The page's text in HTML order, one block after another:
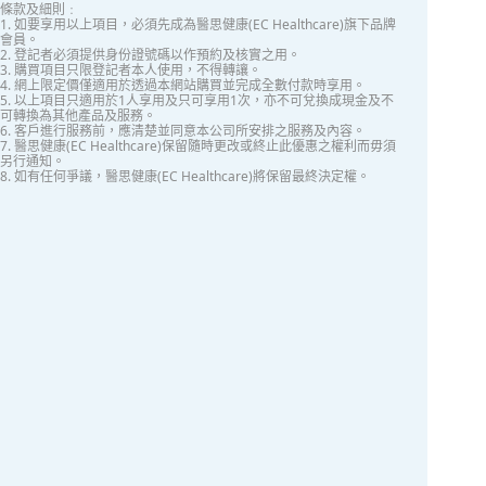
條款及細則﹕
1. 如要享用以上項目，必須先成為醫思健康(EC Healthcare)旗下品牌
會員。
2. 登記者必須提供身份證號碼以作預約及核實之用。
3. 購買項目只限登記者本人使用，不得轉讓。
4. 網上限定價僅適用於透過本網站購買並完成全數付款時享用。
5. 以上項目只適用於1人享用及只可享用1次，亦不可兌換成現金及不
可轉換為其他產品及服務。
6. 客戶進行服務前，應清楚並同意本公司所安排之服務及內容。
7. 醫思健康(EC Healthcare)保留隨時更改或終止此優惠之權利而毋須
另行通知。
8. 如有任何爭議，醫思健康(EC Healthcare)將保留最終決定權。